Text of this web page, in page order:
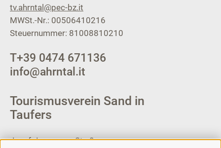
tv.ahrntal@pec-bz.it
MWSt.-Nr.: 00506410216
Steuernummer: 81008810210
T+39 0474 671136
info@ahrntal.it
Tourismusverein Sand in
Taufers
Josef-Jungmann-Str. 8